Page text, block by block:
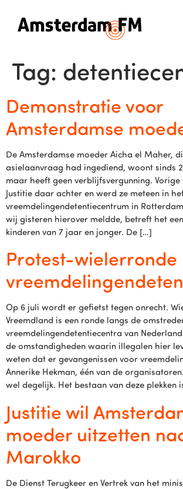
Tag:
Demonstratie voor
Amsterdamse
De Amsterdamse moeder Aicha el Maher,
asielaanvraag had ingediend, woont sinds
maar heeft geen verblijfsvergunning. Vorige
Justitie daar achter en werd ze meteen in
vreemdelingendetentiecentrum in
wij gisteren hierover meldde, betreft het
kinderen van 7 jaar en jonger. De […]
Protest-wielerronde
Op 6 juli wordt er gefietst tegen onrecht.
Vreemdland is een ronde langs de
vreemdelingendetentiecentra van
de omstandigheden waarin illegalen hier
weten dat er gevangenissen voor
Annerike Hekman, één van de
wel degelijk. Het bestaan van deze plekken
Justitie wil
moeder uitzetten
Marokko
De Dienst Terugkeer en Vertrek van het